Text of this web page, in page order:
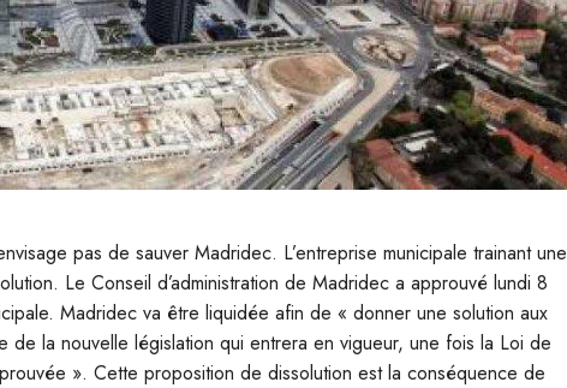
pas de sauver Madridec. L’entreprise municipale trainant une
Le Conseil d’administration de Madridec a approuvé lundi 8
Madridec va être liquidée afin de « donner une solution aux
la nouvelle législation qui entrera en vigueur, une fois la Loi de
». Cette proposition de dissolution est la conséquence de